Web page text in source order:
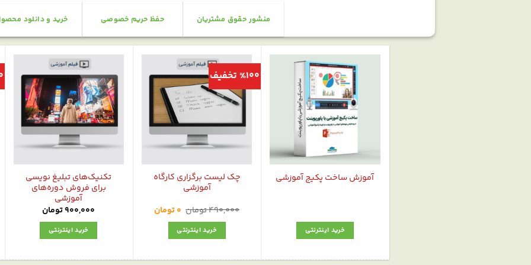
منشور حقوق مشتریان حفظ حریم خصوصی خرید و دانلود
آموزش ساخت پکیج آموزشی
خرید اینترنتی
%100 تخفیف
چک‌ لیست برگزاری کارگاه
آموزشی
490,000تومان قیمت
اصلی:
بود.
0تومان
خرید اینترنتی
تکنیک‌های تبلیغ نویسی
برای فروش دوره‌های
آموزشی
900,000تومان
خرید اینترنتی